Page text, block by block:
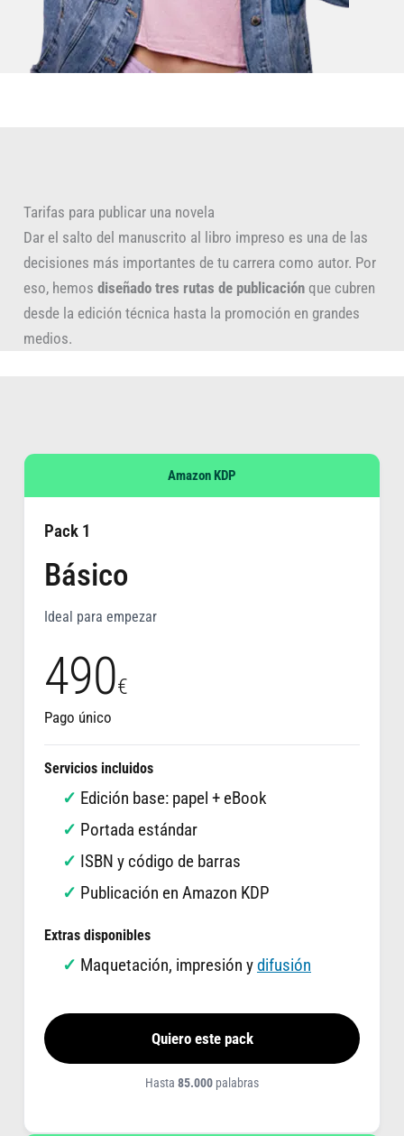
Tarifas para publicar una novela
Dar el salto del manuscrito al libro impreso es una de las
decisiones más importantes de tu carrera como autor. Por
eso, hemos diseñado tres rutas de publicaciónque cubren
desde la edición técnica hasta la promoción en grandes
medios.
Amazon KDP
Pack 1
Básico
Ideal para empezar
490€
Pago único
Servicios incluidos
Edición base: papel + eBook
Portada estándar
ISBN y código de barras
Publicación en Amazon KDP
Extras disponibles
Maquetación, impresión ydifusión
Quiero este pack
Hasta 85.000 palabras